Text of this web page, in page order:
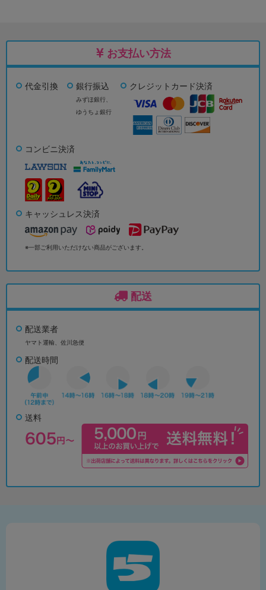
お支払い方法
代金引換 銀行振込
みずほ銀行、
ゆうちょ銀行
クレジットカード決済
コンビニ決済
キャッシュレス決済
※一部ご利用いただけない商品がございます。
配送
配送業者
ヤマト運輸、佐川急便
配送時間
送料